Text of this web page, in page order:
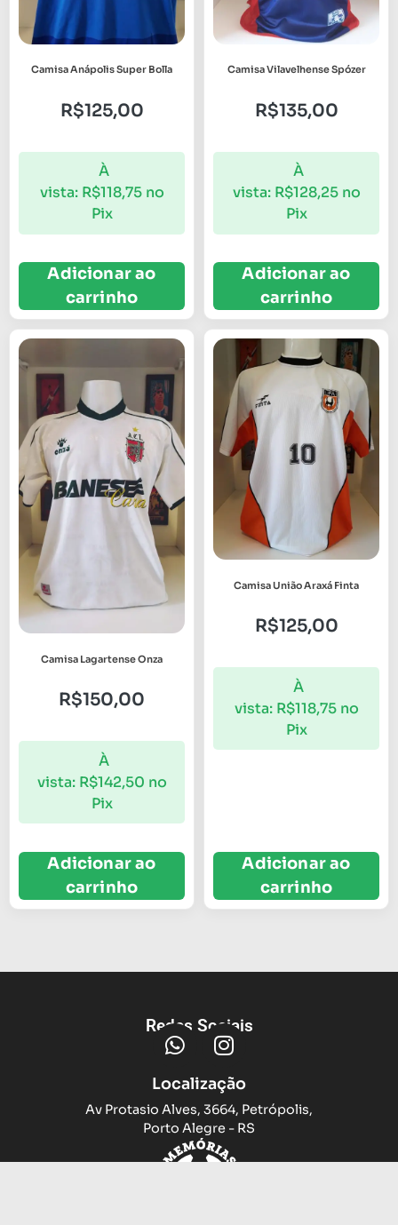
Camisa Anápolis Super Bolla
R$125,00
À
vista: R$118,75 no
Pix
Adicionar ao
carrinho
Camisa Vilavelhense Spózer
R$135,00
À
vista: R$128,25 no
Pix
Adicionar ao
carrinho
Camisa Lagartense Onza
R$150,00
À
vista: R$142,50 no
Pix
Adicionar ao
carrinho
Camisa União Araxá Finta
R$125,00
À
vista: R$118,75 no
Pix
Adicionar ao
carrinho
Redes Sociais
Localização
Av Protasio Alves, 3664, Petrópolis,
Porto Alegre - RS